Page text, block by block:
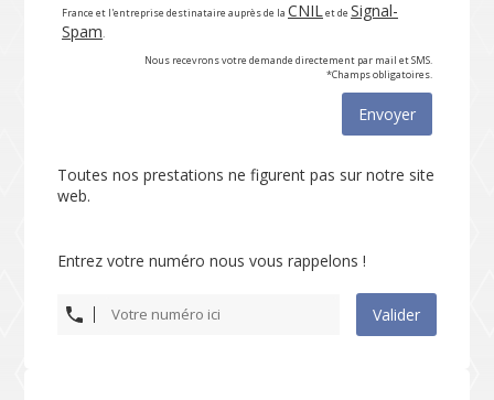
France et l'entreprise destinataire auprès de la CNILet de Signal-
Spam.
Nous recevrons votre demande directement par mail et SMS.
*Champs obligatoires.
Envoyer
Toutes nos prestations ne figurent pas sur notre site
web.
Entrez votre numéro nous vous rappelons !
Valider